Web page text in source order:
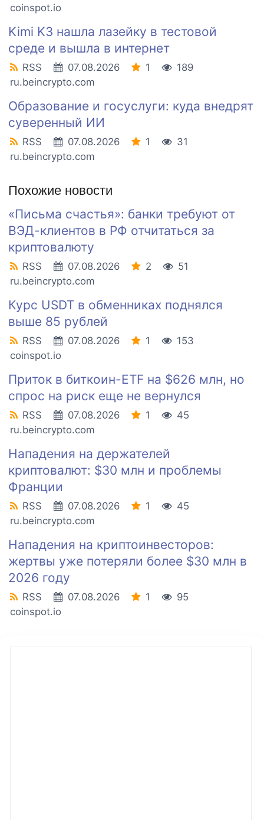
coinspot.io
Kimi K3 нашла лазейку в тестовой
среде и вышла в интернет
RSS 07.08.2026 1
189
ru.beincrypto.com
Образование и госуслуги: куда внедрят
суверенный ИИ
RSS 07.08.2026 1
31
ru.beincrypto.com
Похожие новости
«Письма счастья»: банки требуют от
ВЭД-клиентов в РФ отчитаться за
криптовалюту
RSS 07.08.2026 2
51
ru.beincrypto.com
Курс USDT в обменниках поднялся
выше 85 рублей
RSS 07.08.2026 1
153
coinspot.io
Приток в биткоин-ETF на $626 млн, но
спрос на риск еще не вернулся
RSS 07.08.2026 1
45
ru.beincrypto.com
Нападения на держателей
криптовалют: $30 млн и проблемы
Франции
RSS 07.08.2026 1
45
ru.beincrypto.com
Нападения на криптоинвесторов:
жертвы уже потеряли более $30 млн в
2026 году
RSS 07.08.2026 1
95
coinspot.io